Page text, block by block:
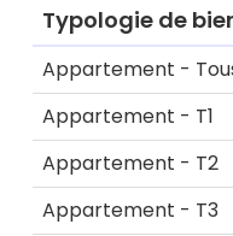
Typologie de
Appartement -
Appartement - T1
Appartement - T2
Appartement - T3